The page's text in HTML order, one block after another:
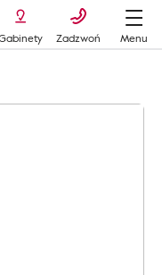
Zadzwoń
Menu